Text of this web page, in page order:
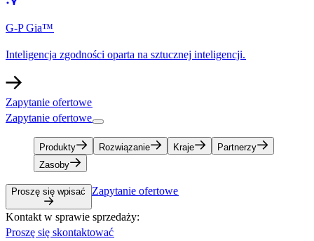
G-P Gia™​​
Inteligencja zgodności oparta na sztucznej inteligencji.​​
Zapytanie ofertowe​​
Zapytanie ofertowe​​
Produkty​​ Rozwiązanie​​ Kraje​​
Partnerzy​​
Zasoby​​
Proszę się wpisać​​ Zapytanie ofertowe​​
Kontakt w sprawie sprzedaży:​​
Proszę się skontaktować​​